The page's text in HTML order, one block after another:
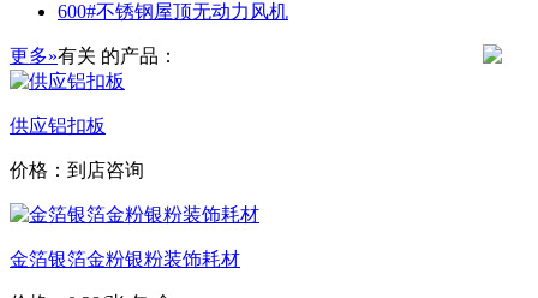
600#不锈钢屋顶无动力风机
更多»有关 的产品：
供应铝扣板
价格：到店咨询
金箔银箔金粉银粉装饰耗材